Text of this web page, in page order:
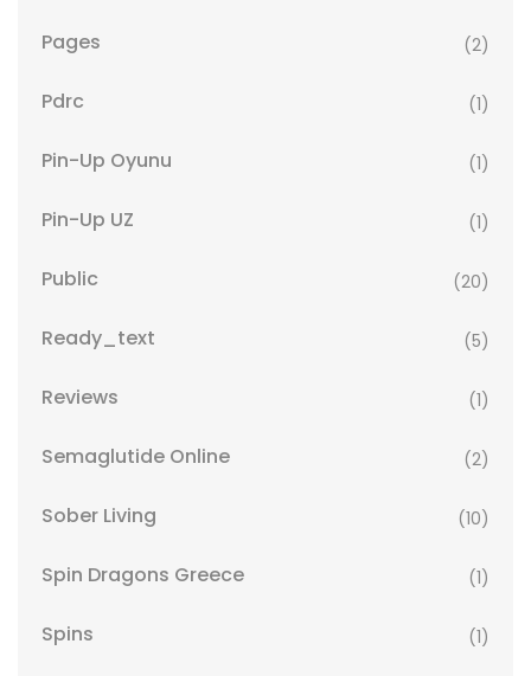
Pages (2)
Pdrc (1)
Pin-Up Oyunu (1)
Pin-Up UZ (1)
Public (20)
Ready_text (5)
Reviews (1)
Semaglutide Online (2)
Sober Living (10)
Spin Dragons Greece (1)
Spins (1)